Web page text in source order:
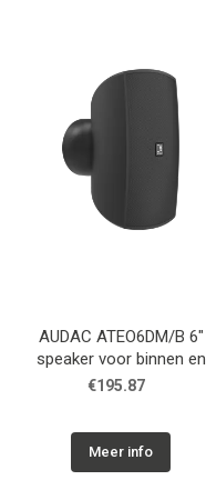
AUDAC ATEO6DM/B 6"
speaker voor binnen en
buiten met
€195.87
Meer info